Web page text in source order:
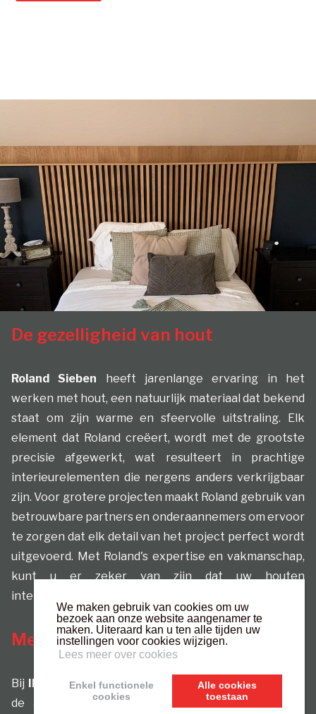
We maken gebruik van cookies om uw
bezoek aan onze website aangenamer te
maken. Uiteraard kan u ten alle tijden uw
instellingen voor cookies wijzigen.
Lees meer over cookies
Enkel functionele
cookies
Alle cookies
toestaan
De gezelligheid van hout
Roland Sieben heeft jarenlange ervaring in het
werken met hout, een natuurlijk materiaal dat bekend
staat om zijn warme en sfeervolle uitstraling. Elk
element dat Roland creëert, wordt met de grootste
precisie afgewerkt, wat resulteert in prachtige
interieurelementen die nergens anders verkrijgbaar
zijn. Voor grotere projecten maakt Roland gebruik van
betrouwbare partners en onderaannemers om ervoor
te zorgen dat elk detail van het project perfect wordt
uitgevoerd. Met Roland's expertise en vakmanschap,
kunt u er zeker van zijn dat uw houten
interieurprojecten tot in de puntjes worden verzorgd.
Meubels van alle maten
Bij IRS Interieurbouwkunt u niet alleen terecht voor
de afwerking van uw
badkamer